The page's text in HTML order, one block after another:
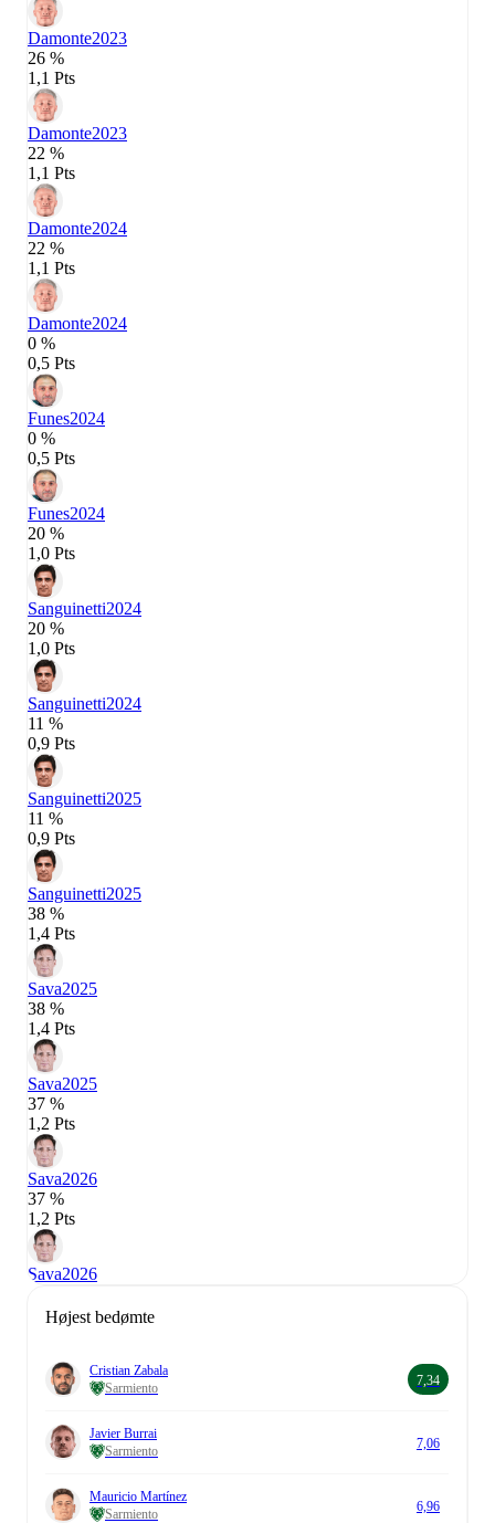
Damonte2023
26 %
1,1 Pts
Damonte2023
22 %
1,1 Pts
Damonte2024
22 %
1,1 Pts
Damonte2024
0 %
0,5 Pts
Funes2024
0 %
0,5 Pts
Funes2024
20 %
1,0 Pts
Sanguinetti2024
20 %
1,0 Pts
Sanguinetti2024
11 %
0,9 Pts
Sanguinetti2025
11 %
0,9 Pts
Sanguinetti2025
38 %
1,4 Pts
Sava2025
38 %
1,4 Pts
Sava2025
37 %
1,2 Pts
Sava2026
37 %
1,2 Pts
Sava2026
Højest bedømte
Cristian Zabala
Sarmiento
7,34
Javier Burrai
Sarmiento
7,06
Mauricio Martínez
Sarmiento
6,96